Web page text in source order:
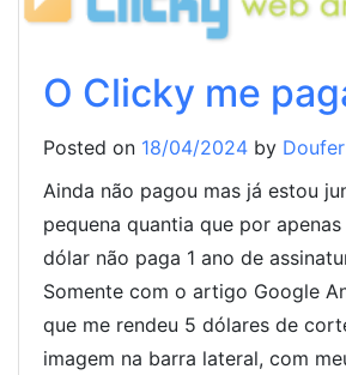
O Clicky me
Posted on 18/04/2024 by Doufer
Ainda não pagou mas já estou
pequena quantia que por
dólar não paga 1 ano de
Somente com o artigo Google
que me rendeu 5 dólares de
imagem na barra lateral, com